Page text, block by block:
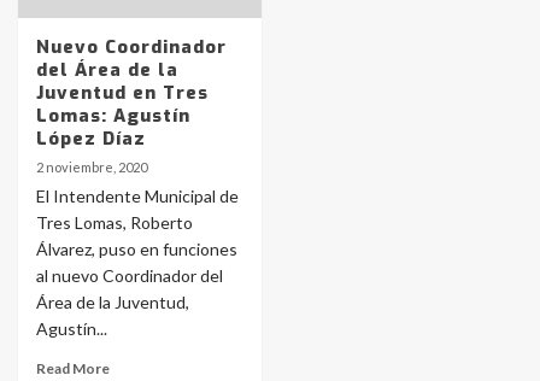
Nuevo Coordinador
del Área de la
Juventud en Tres
Lomas: Agustín
López Díaz
2 noviembre, 2020
El Intendente Municipal de
Tres Lomas, Roberto
Álvarez, puso en funciones
al nuevo Coordinador del
Área de la Juventud,
Agustín...
Read More
4
Accidente en Ruta 5: falleció un
joven de Trenque Lauquen
5
Los precios de los combustibles en
La Pampa, desde YPF hasta Axion
entre 857 a 1338 pesos
6
La Bolsa de Cereales de Bahía
Blanca anticipa que Agosto vendrá
con lluvias y heladas, en gran parte